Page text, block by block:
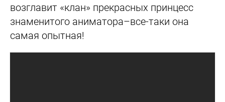
возглавит «клан» прекрасных принцесс
знаменитого аниматора–все-таки она
самая опытная!